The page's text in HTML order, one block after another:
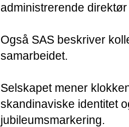
administrerende
Også SAS beskriver
samarbeidet.
Selskapet mener
skandinaviske identitet
jubileumsmarkering.